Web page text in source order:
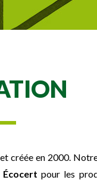
créée en 2000.
pour les